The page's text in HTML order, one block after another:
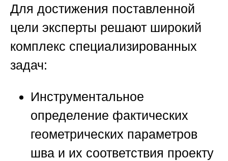
Для достижения поставленной
цели эксперты решают широкий
комплекс специализированных
задач:
Инструментальное
определение фактических
геометрических параметров
шва и их соответствия проекту